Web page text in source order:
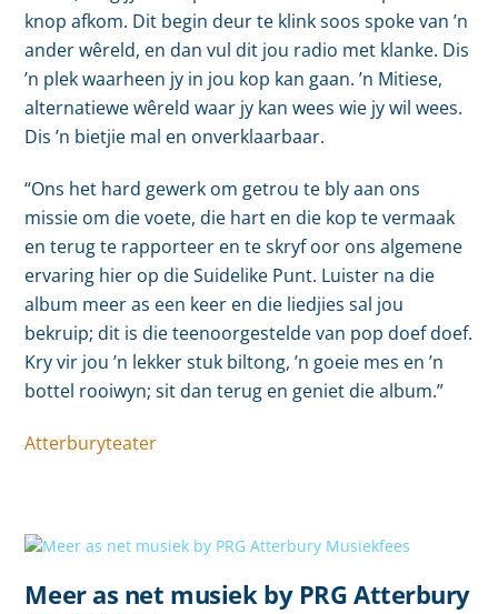
knop afkom. Dit begin deur te klink soos spoke van ’n
ander wêreld, en dan vul dit jou radio met klanke. Dis
’n plek waarheen jy in jou kop kan gaan. ’n Mitiese,
alternatiewe wêreld waar jy kan wees wie jy wil wees.
Dis ’n bietjie mal en onverklaarbaar.
“Ons het hard gewerk om getrou te bly aan ons
missie om die voete, die hart en die kop te vermaak
en terug te rapporteer en te skryf oor ons algemene
ervaring hier op die Suidelike Punt. Luister na die
album meer as een keer en die liedjies sal jou
bekruip; dit is die teenoorgestelde van pop doef doef.
Kry vir jou ’n lekker stuk biltong, ’n goeie mes en ’n
bottel rooiwyn; sit dan terug en geniet die album.”
Atterburyteater
Meer as net musiek by PRG Atterbury